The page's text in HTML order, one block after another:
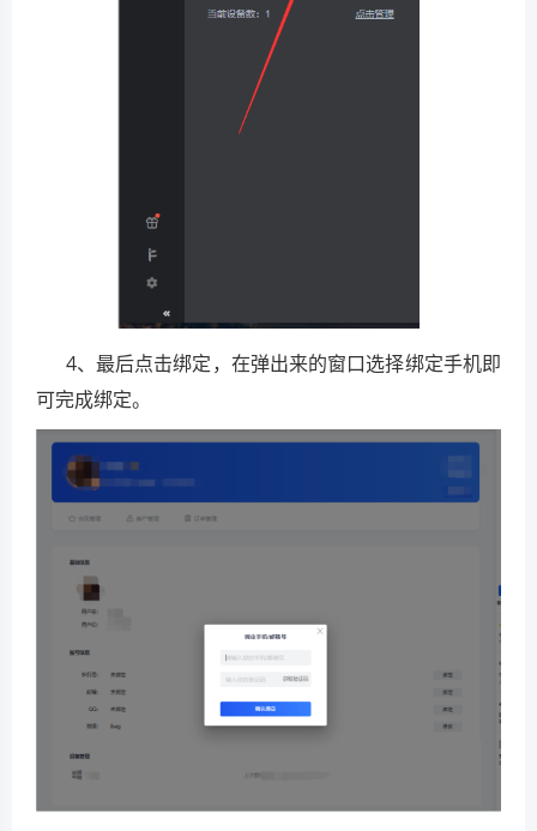
4、最后点击绑定，在弹出来的窗口选择绑定手机即
可完成绑定。